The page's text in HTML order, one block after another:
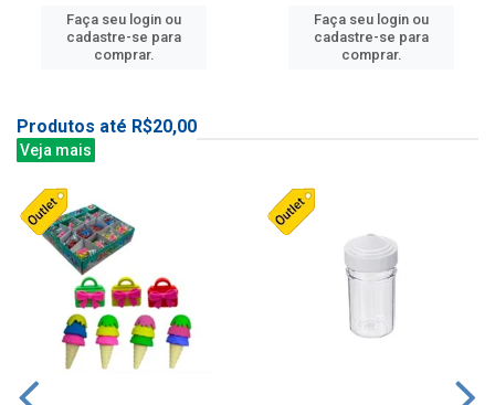
Faça seu login ou
cadastre-se para
comprar.
Faça seu login ou
cadastre-se para
comprar.
Produtos até R$20,00
Veja mais